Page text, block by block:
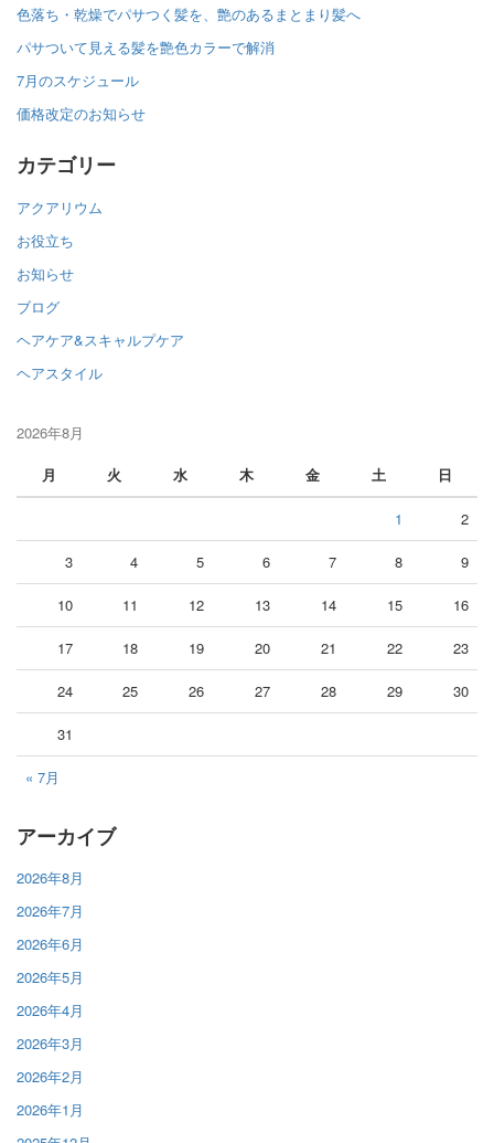
色落ち・乾燥でパサつく髪を、艶のあるまとまり髪へ
パサついて見える髪を艶色カラーで解消
7月のスケジュール
価格改定のお知らせ
カテゴリー
アクアリウム
お役立ち
お知らせ
ブログ
ヘアケア&スキャルプケア
ヘアスタイル
2026年8月
月
火 水 木 金 土 日
« 7月
1 2
3 4 5 6 7 8 9
10 11 12 13 14 15 16
17 18 19 20 21 22 23
24 25 26 27 28 29 30
31
アーカイブ
2026年8月
2026年7月
2026年6月
2026年5月
2026年4月
2026年3月
2026年2月
2026年1月